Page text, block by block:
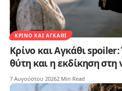
ΚΡΊΝΟ ΚΑΙ ΑΓΚΆΘΙ
Κρίνο και Αγκάθι
θύτη και η εκδίκηση στη
7 Αυγούστου 20262 Min Read